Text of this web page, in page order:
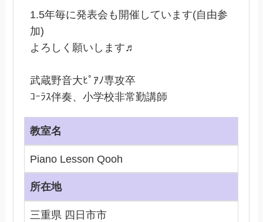
1.5年毎に発表会も開催しています(自由参
加)
よろしく願いします♬
武蔵野音大ﾋﾟｱﾉ専攻卒
ｺｰﾗｽ伴奏、小学校非常勤講師
教室名
Piano Lesson Qooh
所在地
三重県 四日市市